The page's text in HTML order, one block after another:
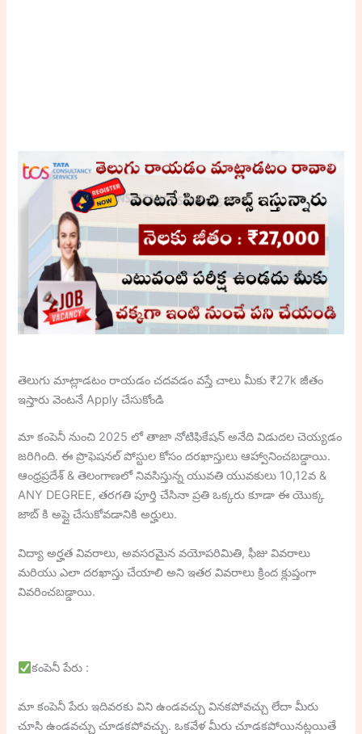
తెలుగు మాట్లాడటం రాయడం చదవడం వస్తే చాలు మీకు ₹27k జీతం
ఇస్తారు వెంటనే Apply చేసుకోండి
మా కంపెనీ నుంచి 2025 లో తాజా నోటిఫికేషన్ అనేది విడుదల చెయ్యడం
జరిగింది. ఈ ప్రొఫెషనల్ పోస్టుల కోసం దరఖాస్తులు ఆహ్వానించబడ్డాయి.
ఆంధ్రప్రదేశ్ & తెలంగాణలో నివసిస్తున్న యువతి యువకులు 10,12వ &
ANY DEGREE, తరగతి పూర్తి చేసినా ప్రతి ఒక్కరు కూడా ఈ యొక్క
జాబ్ కి అప్లై చేసుకోవడానికి అర్హులు.
విద్యా అర్హత వివరాలు, అవసరమైన వయోపరిమితి, ఫీజు వివరాలు
మరియు ఎలా దరఖాస్తు చేయాలి అని ఇతర వివరాలు క్రింద క్లుప్తంగా
వివరించబడ్డాయి.
కంపెనీ పేరు :
మా కంపెనీ పేరు ఇదివరకు విని ఉండవచ్చు వినకపోవచ్చు లేదా మీరు
చూసి ఉండవచ్చు చూడకపోవచ్చు. ఒకవేళ మీరు చూడకపోయినట్లయితే